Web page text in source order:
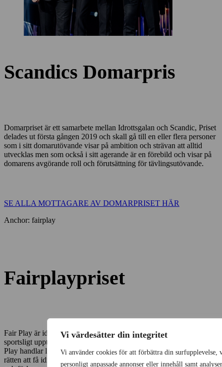
Vi värdesätter din integritet
Vi använder cookies för att förbättra din surfupplevelse,
personligt anpassade annonser eller innehåll samt
Scandics Domarpris
Domarpriset är ett samarbete mellan Idrottsgalan och Scandic, Priset
delades ut första gången 2019 och skall gå till en eller flera personer
som i sitt domarutövande visar på ambition och strävan att alltid
utvecklas men som också i sitt agerande är en förebild och visar på
domarens avgörande roll och förutsättning för tävlingsutövande.
SE ALLA MOTTAGARE AV DOMARPRISET HÄR
Anchor: fairplay
Fairplaypriset
Fair Play är idag ett välkänt begrepp som de flesta förknippar med
sportsligt uppträdande. Men Fair Play betyder så mycket mer. Fair
Play handlar lika mycket om rättvisa, jämlikhet, allas lika värde och
rätten att få idrotta. Fair Play är lika viktigt för idrotten som att vinna